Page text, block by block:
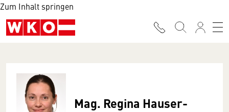
Zum Inhalt springen
Mag. Regina Hauser-